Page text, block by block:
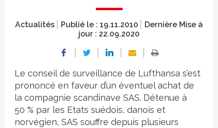
Actualités Publié le : 19.11.2010
Dernière Mise à
jour : 22.09.2020
Le conseil de surveillance de Lufthansa s’est
prononcé en faveur d’un éventuel achat de
la compagnie scandinave SAS. Détenue à
50 % par les Etats suédois, danois et
norvégien, SAS souffre depuis plusieurs